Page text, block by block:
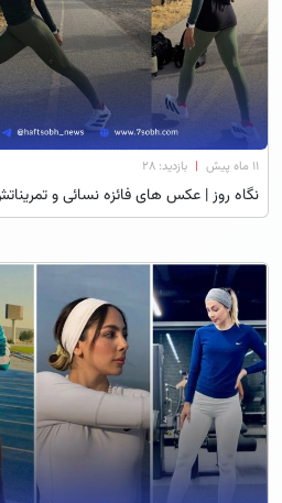
۱۱ ماه پیش | بازدید: 28
نگاه روز | عکس های فائزه نسائی و